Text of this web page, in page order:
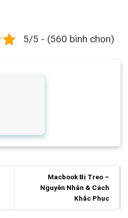
5/5 - (560 bình chọn)
Macbook Bị Treo –
Nguyên Nhân & Cách
Khắc Phục